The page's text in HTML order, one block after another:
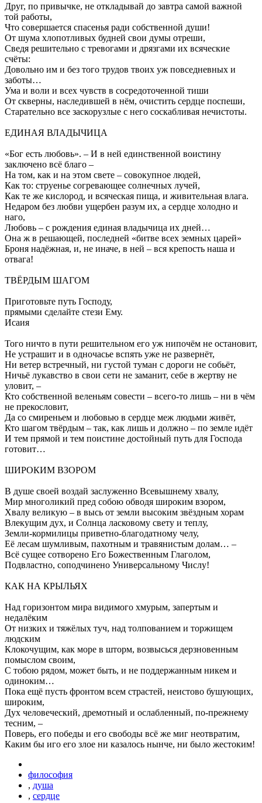
Друг, по привычке, не откладывай до завтра самой важной
той работы,
Что совершается спасенья ради собственной души!
От шума хлопотливых будней свои думы отреши,
Сведя решительно с тревогами и дрязгами их всяческие
счёты:
Довольно им и без того трудов твоих уж повседневных и
заботы…
Ума и воли и всех чувств в сосредоточенной тиши
От скверны, наследившей в нём, очистить сердце поспеши,
Старательно все заскорузлые с него соскабливая нечистоты.
ЕДИНАЯ ВЛАДЫЧИЦА
«Бог есть любовь». – И в ней единственной воистину
заключено всё благо –
На том, как и на этом свете – совокупное людей,
Как то: струенье согревающее солнечных лучей,
Как те же кислород, и всяческая пища, и живительная влага.
Недаром без любви ущербен разум их, а сердце холодно и
наго,
Любовь – с рождения единая владычица их дней…
Она ж в решающей, последней «битве всех земных царей»
Броня надёжная, и, не иначе, в ней – вся крепость наша и
отвага!
ТВЁРДЫМ ШАГОМ
Приготовьте путь Господу,
прямыми сделайте стези Ему.
Исаия
Того ничто в пути решительном его уж нипочём не остановит,
Не устрашит и в одночасье вспять уже не развернёт,
Ни ветер встречный, ни густой туман с дороги не собьёт,
Ничьё лукавство в свои сети не заманит, себе в жертву не
уловит, –
Кто собственной веленьям совести – всего-то лишь – ни в чём
не прекословит,
Да со смиреньем и любовью в сердце меж людьми живёт,
Кто шагом твёрдым – так, как лишь и должно – по земле идёт
И тем прямой и тем поистине достойный путь для Господа
готовит…
ШИРОКИМ ВЗОРОМ
В душе своей воздай заслуженно Всевышнему хвалу,
Мир многоликий пред собою обводя широким взором,
Хвалу великую – в высь от земли высоким звёздным хорам
Влекущим дух, и Солнца ласковому свету и теплу,
Земли-кормилицы приветно-благодатному челу,
Её лесам шумливым, пахотным и травянистым долам… –
Всё сущее сотворено Его Божественным Глаголом,
Подвластно, соподчинено Универсальному Числу!
КАК НА КРЫЛЬЯХ
Над горизонтом мира видимого хмурым, запертым и
недалёким
От низких и тяжёлых туч, над толпованием и торжищем
людским
Клокочущим, как море в шторм, возвысься дерзновенным
помыслом своим,
С тобою рядом, может быть, и не поддержанным никем и
одиноким…
Пока ещё пусть фронтом всем страстей, неистово бушующих,
широким,
Дух человеческий, дремотный и ослабленный, по-прежнему
тесним, –
Поверь, его победы и его свободы всё же миг неотвратим,
Каким бы иго его злое ни казалось нынче, ни было жестоким!
философия
, душа
, сердце